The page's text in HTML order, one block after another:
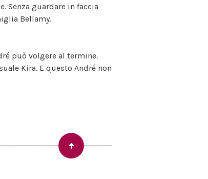
Senza guardare in faccia
Bellamy.
può volgere al termine.
Kira. E questo André non